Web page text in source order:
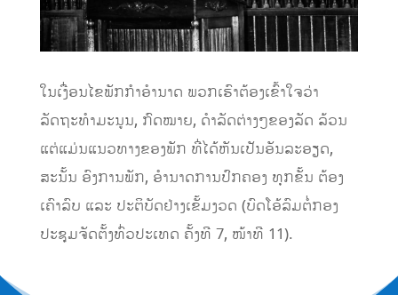
ໃນເງື່ອນໄຂພັກກໍາອໍານາດ ພວກເຮົາຕ້ອງເຂົ້າໃຈວ່າ
ລັດຖະທໍາມະນູນ, ກົດໝາຍ, ດໍາລັດຕ່າງໆຂອງລັດ ລ້ວນ
ແຕ່ແມ່ນແນວທາງຂອງພັກ ທີ່ໄດ້ຫັນເປັນອັນລະອຽດ,
ສະນັ້ນ ອົງການພັກ, ອໍານາດການປົກຄອງ ທຸກຂັ້ນ ຕ້ອງ
ເຄົາລົບ ແລະ ປະຕິບັດຢ່າງເຂັ້ມງວດ (ບົດໂອ້ລົມຕໍ່ກອງ
ປະຊຸມຈັດຕັ້ງທົ່ວປະເທດ ຄັ້ງທີ 7, ໜ້າທີ 11).